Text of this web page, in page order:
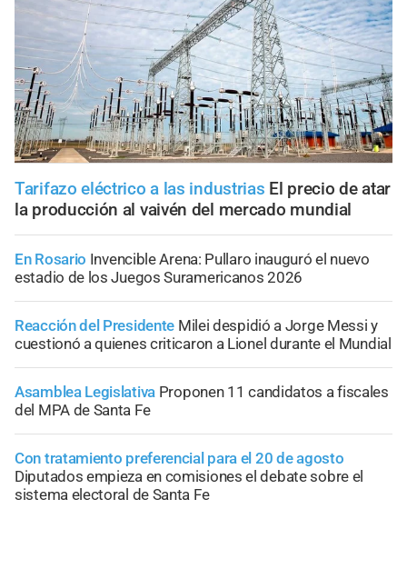
Tarifazo eléctrico a las industrias El precio de atar
la producción al vaivén del mercado mundial
En Rosario Invencible Arena: Pullaro inauguró el nuevo
estadio de los Juegos Suramericanos 2026
Reacción del Presidente Milei despidió a Jorge Messi y
cuestionó a quienes criticaron a Lionel durante el Mundial
Asamblea Legislativa Proponen 11 candidatos a fiscales
del MPA de Santa Fe
Con tratamiento preferencial para el 20 de agosto
Diputados empieza en comisiones el debate sobre el
sistema electoral de Santa Fe